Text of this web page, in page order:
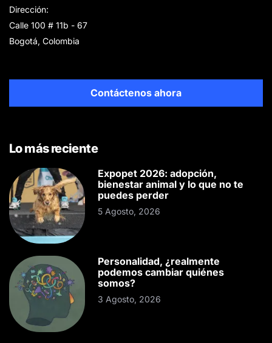
Dirección:
Calle 100 # 11b - 67
Bogotá, Colombia
Contáctenos ahora
Lo más reciente
Expopet 2026: adopción,
bienestar animal y lo que no te
puedes perder
5 Agosto, 2026
Personalidad, ¿realmente
podemos cambiar quiénes
somos?
3 Agosto, 2026